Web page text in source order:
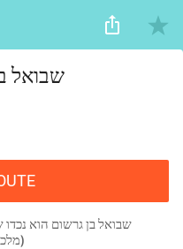
שבואל בן גרשום הוא